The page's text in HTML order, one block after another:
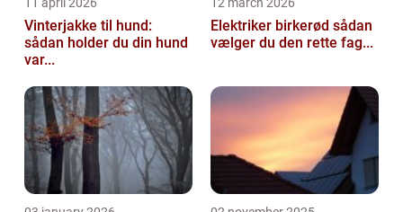
Vinterjakke til hund:
sådan holder du din hund
var...
Elektriker birkerød sådan
vælger du den rette fag...